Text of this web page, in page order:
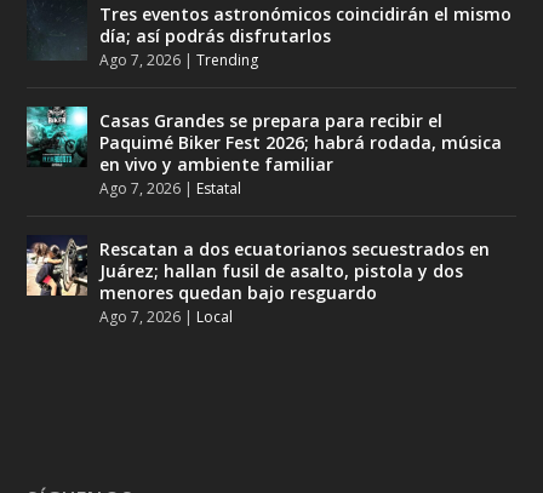
Tres eventos astronómicos coincidirán el mismo
día; así podrás disfrutarlos
Ago 7, 2026 |Trending
Casas Grandes se prepara para recibir el
Paquimé Biker Fest 2026; habrá rodada, música
en vivo y ambiente familiar
Ago 7, 2026 | Estatal
Rescatan a dos ecuatorianos secuestrados en
Juárez; hallan fusil de asalto, pistola y dos
menores quedan bajo resguardo
Ago 7, 2026 | Local